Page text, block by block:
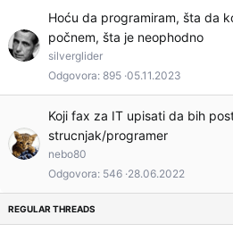
Hoću da programiram, šta da
počnem, šta je neophodno
silverglider
Odgovora 895 05.11.2023
Koji fax za IT upisati da bih
strucnjak/programer
nebo80
Odgovora 546 28.06.2022